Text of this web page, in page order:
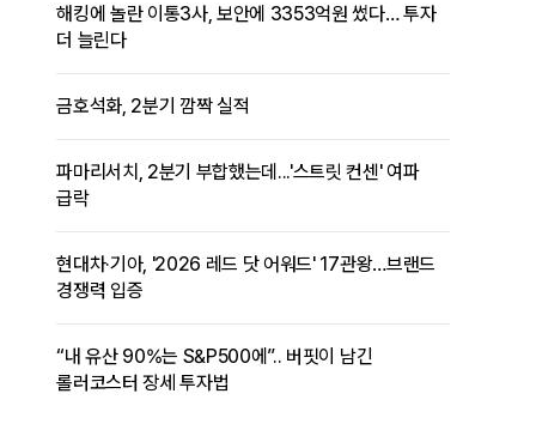
해킹에 놀란 이통3사, 보안에 3353억원 썼다… 투자
더 늘린다
금호석화, 2분기 깜짝 실적
파마리서치, 2분기 부합했는데...'스트릿 컨센' 여파
급락
현대차·기아, '2026 레드 닷 어워드' 17관왕…브랜드
경쟁력 입증
“내 유산 90%는 S&P500에”.. 버핏이 남긴
롤러코스터 장세 투자법